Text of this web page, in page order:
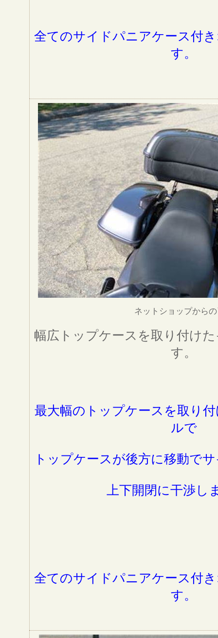
全てのサイドパニアケース付
す。
ネットショップから
幅広トップケースを取り付け
す。
最大幅のトップケースを取り
ルで
トップケースが後方に移動で
上下開閉に干渉し
全てのサイドパニアケース付
す。